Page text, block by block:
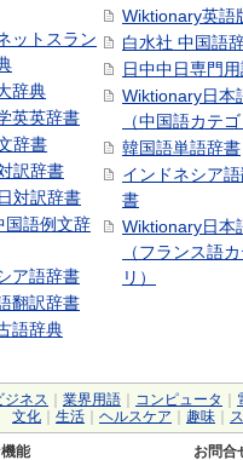
ットスラン
辞典
英英辞書
辞書
訳辞書
対訳辞書
国語例文辞
ア語辞書
翻訳辞書
語辞典
Wiktionary英語
白水社 中国語
日中中日専門
Wiktionary日本
（中国語カテ
韓国語単語辞書
インドネシア
書
Wiktionary日本
（フランス語
リ）
ジネス 業界用語 コンピュータ
文化
生活 ヘルスケア 趣味
能
お問合